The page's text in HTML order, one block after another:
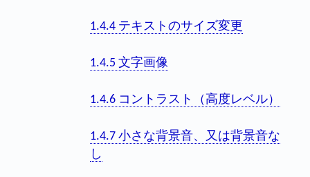
1.4.4 テキストのサイズ変更
1.4.5 文字画像
1.4.6 コントラスト（高度レベル）
1.4.7 小さな背景音、又は背景音な
し